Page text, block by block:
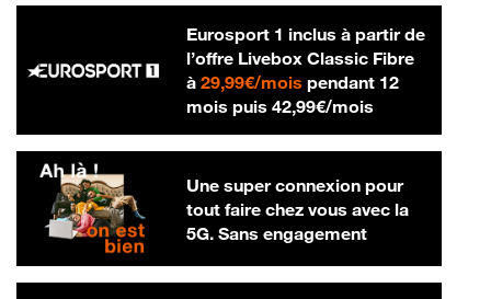
Eurosport 1 inclus à partir de
l’offre Livebox Classic Fibre
à 29,99€/mois29,99 € par mois
pendant 12
mois puis 42,99€/mois42,99 € par
Une super connexion pour
tout faire chez vous avec la
5G. Sans engagement